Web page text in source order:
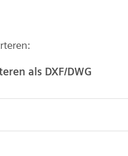
als DXF/DWG